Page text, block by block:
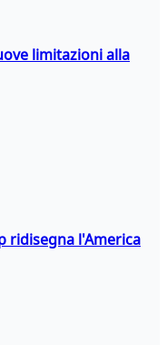
limitazioni alla
ridisegna l'America